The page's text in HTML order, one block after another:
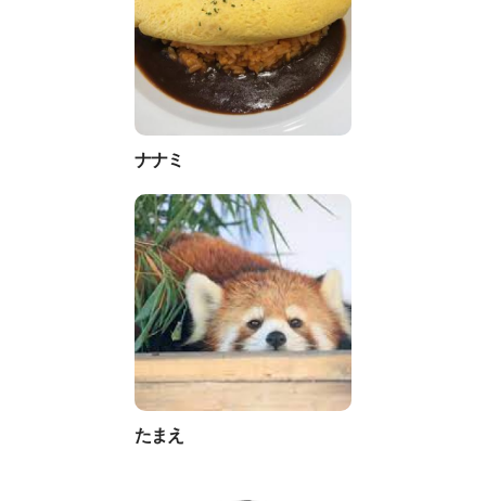
ナナミ
たまえ